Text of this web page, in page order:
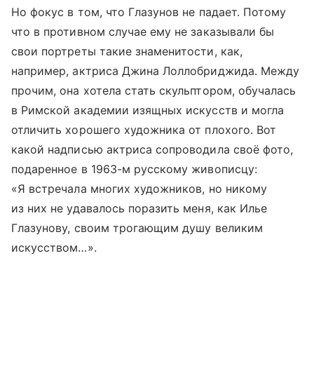
Но фокус в том, что Глазунов не падает. Потому
что в противном случае ему не заказывали бы
свои портреты такие знаменитости, как,
например, актриса Джина Лоллобриджида. Между
прочим, она хотела стать скульптором, обучалась
в Римской академии изящных искусств и могла
отличить хорошего художника от плохого. Вот
какой надписью актриса сопроводила своё фото,
подаренное в 1963-м русскому живописцу:
«Я встречала многих художников, но никому
из них не удавалось поразить меня, как Илье
Глазунову, своим трогающим душу великим
искусством…».